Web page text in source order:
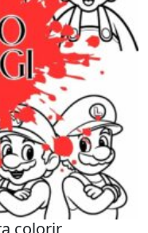
colorir